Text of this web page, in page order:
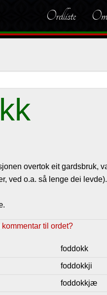
Ordliste
overtok eit gardsbruk,
ved o.a. så lenge dei levde).
kommentar til ordet?
foddokk
foddokkji
foddokkjæ